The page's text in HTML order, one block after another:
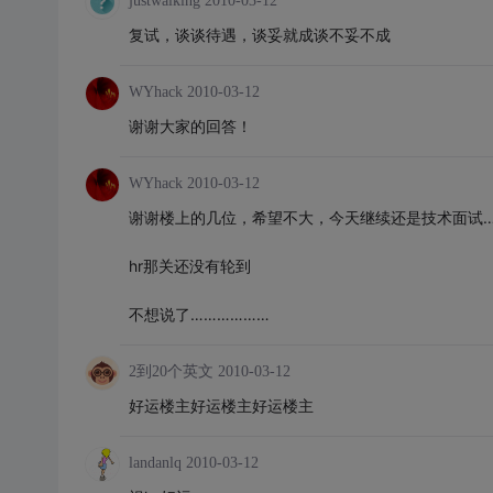
复试，谈谈待遇，谈妥就成谈不妥不成
WYhack 2010-03-12
谢谢大家的回答！
WYhack 2010-03-12
谢谢楼上的几位，希望不大，今天继续还是技术面
hr那关还没有轮到
不想说了………………
2到20个英文 2010-03-12
好运楼主好运楼主好运楼主
landanlq 2010-03-12